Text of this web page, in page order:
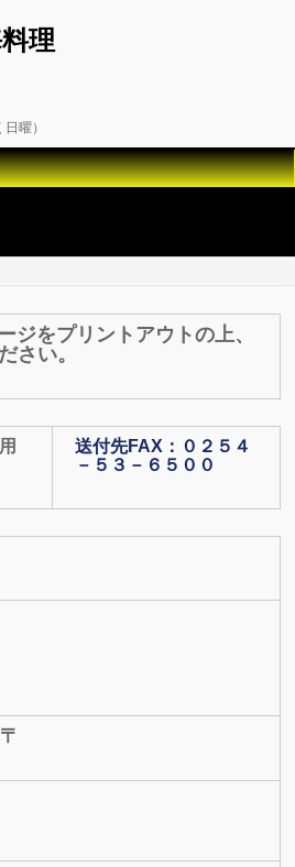
理
曜）
ジをプリントアウトの上、
さい。
送付先FAX：０２５４
－５３－６５００
〒